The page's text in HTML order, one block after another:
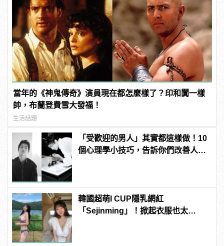
當年的《神鬼傳奇》演員現在都怎麼樣了？印和闐一樣
帥，布蘭登費雪大發福！
生活話題
「受歡迎的男人」其實都這樣做！10
個心理學小技巧，告訴你們改善人際
韓國超萌I CUP隱乳網紅
「Sejinming」！掀起衣服也太